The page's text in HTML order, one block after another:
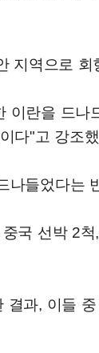
지역으로 회
란을 드
다"고 강조
나들었다는
국 선박 2
과, 이들